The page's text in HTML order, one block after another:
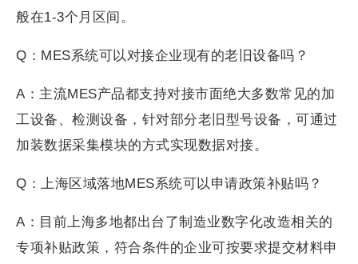
般在1-3个月区间。
Q：MES系统可以对接企业现有的老旧设备吗？
A：主流MES产品都支持对接市面绝大多数常见的加
工设备、检测设备，针对部分老旧型号设备，可通过
加装数据采集模块的方式实现数据对接。
Q：上海区域落地MES系统可以申请政策补贴吗？
A：目前上海多地都出台了制造业数字化改造相关的
专项补贴政策，符合条件的企业可按要求提交材料申